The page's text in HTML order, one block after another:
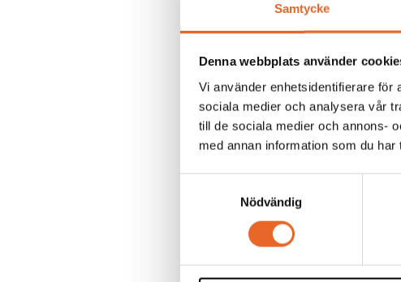
Samtycke
Denna webbplats använder
Vi använder enhetsidentifierare för
sociala medier och analysera vår
till de sociala medier och annons-
med annan information som du
Nödvändig